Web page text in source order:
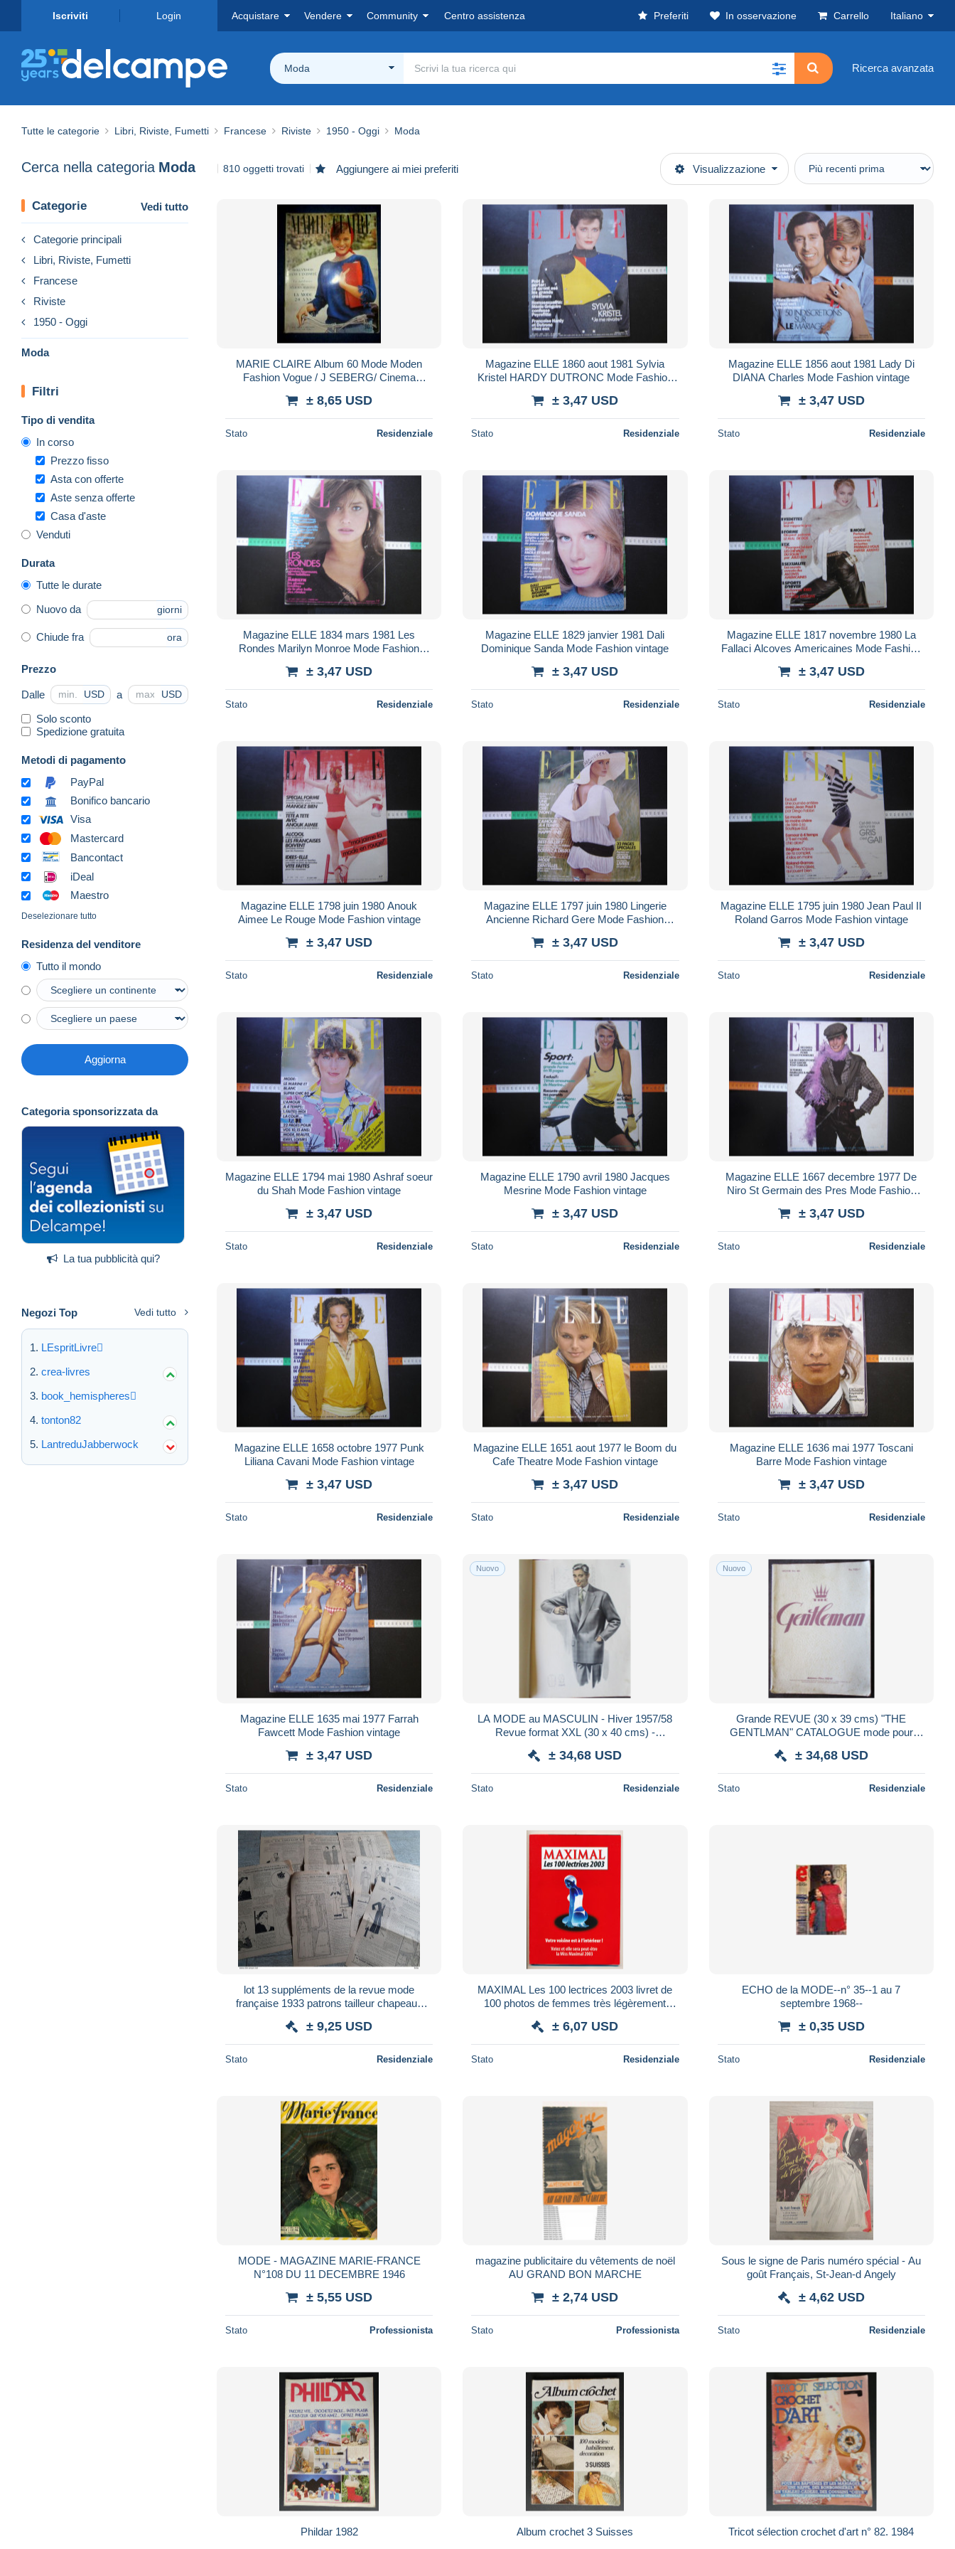
Iscriviti Login Acquistare Vendere Community Centro assistenza Preferiti In osservazione Carrello Italiano
Moda Ricerca avanzata
Tutte le categorie Libri, Riviste, Fumetti Francese Riviste 1950 - Oggi Moda
Cerca nella categoria Moda 810 oggetti trovati Aggiungere ai miei preferiti Visualizzazione
Categorie Vedi tutto
Categorie principali
Libri, Riviste, Fumetti
Francese
Riviste
1950 - Oggi
Moda
Filtri
Tipo di vendita
In corso
Prezzo fisso
Asta con offerte
Aste senza offerte
Casa d'aste
Venduti
Durata
Tutte le durate
Nuovo da giorni
Chiude fra ora
Prezzo
Dalle USD a USD
Solo sconto
Spedizione gratuita
Metodi di pagamento
PayPal
Bonifico bancario
Visa
Mastercard
Bancontact
iDeal
Maestro
Deselezionare tutto
Residenza del venditore
Tutto il mondo
Aggiorna
Categoria sponsorizzata da
La tua pubblicità qui?
Negozi Top Vedi tutto
LEspritLivre
crea-livres
book_hemispheres
tonton82
LantreduJabberwock
MARIE CLAIRE Album 60 Mode Moden
Fashion Vogue / J SEBERG/ Cinema
Publicité Dior GRUAU 1959
± 8,65 USD
Stato Residenziale
Magazine ELLE 1860 aout 1981 Sylvia
Kristel HARDY DUTRONC Mode Fashion
± 3,47 USD
Stato Residenziale
Magazine ELLE 1856 aout 1981 Lady Di
DIANA Charles Mode Fashion vintage
± 3,47 USD
Stato Residenziale
Magazine ELLE 1834 mars 1981 Les
Rondes Marilyn Monroe Mode Fashion
± 3,47 USD
Stato Residenziale
Magazine ELLE 1829 janvier 1981 Dali
Dominique Sanda Mode Fashion vintage
± 3,47 USD
Stato Residenziale
Magazine ELLE 1817 novembre 1980 La
Fallaci Alcoves Americaines Mode Fashion
± 3,47 USD
Stato Residenziale
Magazine ELLE 1798 juin 1980 Anouk
Aimee Le Rouge Mode Fashion vintage
± 3,47 USD
Stato Residenziale
Magazine ELLE 1797 juin 1980 Lingerie
Ancienne Richard Gere Mode Fashion
± 3,47 USD
Stato Residenziale
Magazine ELLE 1795 juin 1980 Jean Paul II
Roland Garros Mode Fashion vintage
± 3,47 USD
Stato Residenziale
Magazine ELLE 1794 mai 1980 Ashraf soeur
du Shah Mode Fashion vintage
± 3,47 USD
Stato Residenziale
Magazine ELLE 1790 avril 1980 Jacques
Mesrine Mode Fashion vintage
± 3,47 USD
Stato Residenziale
Magazine ELLE 1667 decembre 1977 De
Niro St Germain des Pres Mode Fashion
± 3,47 USD
Stato Residenziale
Magazine ELLE 1658 octobre 1977 Punk
Liliana Cavani Mode Fashion vintage
± 3,47 USD
Stato Residenziale
Magazine ELLE 1651 aout 1977 le Boom du
Cafe Theatre Mode Fashion vintage
± 3,47 USD
Stato Residenziale
Magazine ELLE 1636 mai 1977 Toscani
Barre Mode Fashion vintage
± 3,47 USD
Stato Residenziale
Magazine ELLE 1635 mai 1977 Farrah
Fawcett Mode Fashion vintage
± 3,47 USD
Stato Residenziale
Nuovo
LA MODE au MASCULIN - Hiver 1957/58
Revue format XXL (30 x 40 cms) -
sur papier fort
± 34,68 USD
Stato Residenziale
Nuovo
Grande REVUE (30 x 39 cms) "THE
GENTLMAN" CATALOGUE mode pour
COULEUR
± 34,68 USD
Stato Residenziale
lot 13 suppléments de la revue mode
française 1933 patrons tailleur chapeaux
± 9,25 USD
Stato Residenziale
MAXIMAL Les 100 lectrices 2003 livret de
100 photos de femmes très légèrement
± 6,07 USD
Stato Residenziale
ECHO de la MODE--n° 35--1 au 7
septembre 1968--
± 0,35 USD
Stato Residenziale
MODE - MAGAZINE MARIE-FRANCE
N°108 DU 11 DECEMBRE 1946
± 5,55 USD
Stato Professionista
magazine publicitaire du vêtements de noël
AU GRAND BON MARCHE
± 2,74 USD
Stato Professionista
Sous le signe de Paris numéro spécial - Au
goût Français, St-Jean-d Angely
± 4,62 USD
Stato Residenziale
Phildar 1982 Album crochet 3 Suisses Tricot sélection crochet d'art n° 82. 1984